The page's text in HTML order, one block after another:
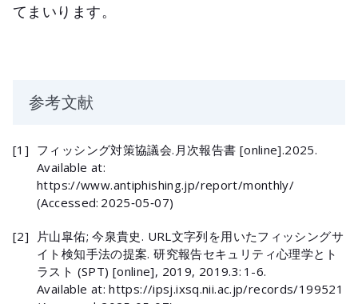
てまいります。
参考文献
[1] フィッシング対策協議会.月次報告書 [online].2025.
Available at:
https://www.antiphishing.jp/report/monthly/
(Accessed: 2025‑05‑07)
[2]
片山皐佑; 今泉貴史. URL文字列を用いたフィッシングサ
イト検知手法の提案. 研究報告セキュリティ心理学とト
ラスト (SPT) [online], 2019, 2019.3: 1-6.
Available at: https://ipsj.ixsq.nii.ac.jp/records/199521